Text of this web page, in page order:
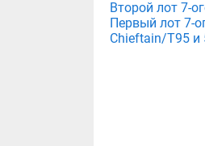
Второй лот 7-
Первый лот 7-
Chieftain/T95 и